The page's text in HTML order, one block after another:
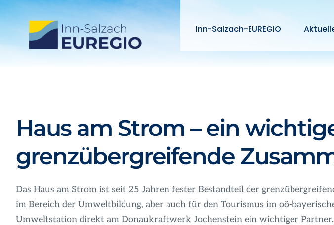
springen
Inn-Salzach-EUREGIO
Haus am Strom – ein
grenzübergreifende
Das Haus am Strom ist seit 25 Jahren fester Bestandteil der
im Bereich der Umweltbildung, aber auch für den Tourismus im oö-
Umweltstation direkt am Donaukraftwerk Jochenstein ein wichtiger Partner.